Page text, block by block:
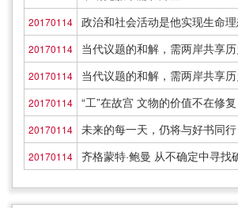
20170114 政治和社会活动是他实现生命
20170114 当代议题的和解，需两岸共享
20170114 当代议题的和解，需两岸共享
20170114 “工”在故宫 文物的价值不在修
20170114 未来的每一天，仍将与好书同行
20170114 齐格蒙特·鲍曼 从不确定中寻找